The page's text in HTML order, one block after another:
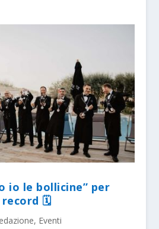
io le bollicine” per
record 🗓
, Eventi